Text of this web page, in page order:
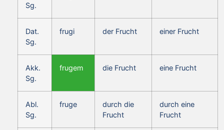
Sg.
Dat.
Sg.
frugi der Frucht einer Frucht
Akk.
Sg.
frugem die Frucht eine Frucht
Abl.
Sg.
fruge
durch die
Frucht
durch eine
Frucht